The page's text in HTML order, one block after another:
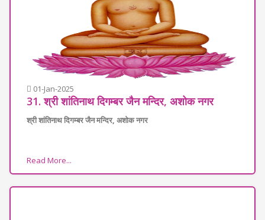
01-Jan-2025
31. श्री शांतिनाथ दिगम्बर जैन मन्दिर, अशोक नगर
श्री शांतिनाथ दिगम्बर जैन मन्दिर, अशोक नगर
Read More...